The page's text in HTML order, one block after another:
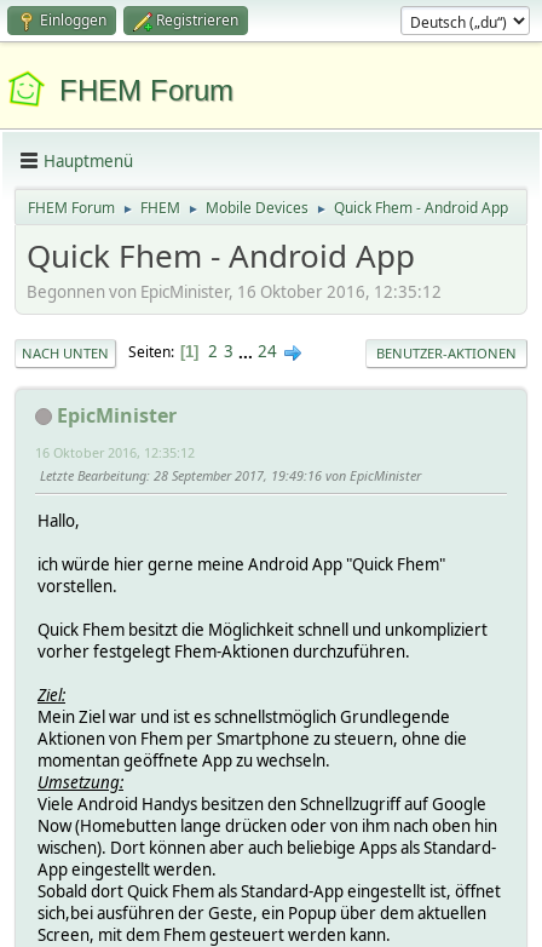
Einloggen Registrieren
FHEM Forum
Hauptmenü
FHEM Forum ► FHEM ► Mobile Devices ► Quick Fhem - Android App
Quick Fhem - Android App
Begonnen von EpicMinister, 16 Oktober 2016, 12:35:12
NACH UNTEN Seiten 1 2 3 ... 24 BENUTZER-AKTIONEN
EpicMinister
16 Oktober 2016, 12:35:12
Letzte Bearbeitung: 28 September 2017, 19:49:16 von EpicMinister
Hallo,
ich würde hier gerne meine Android App "Quick Fhem"
vorstellen.
Quick Fhem besitzt die Möglichkeit schnell und unkompliziert
vorher festgelegt Fhem-Aktionen durchzuführen.
Ziel:
Mein Ziel war und ist es schnellstmöglich Grundlegende
Aktionen von Fhem per Smartphone zu steuern, ohne die
momentan geöffnete App zu wechseln.
Umsetzung:
Viele Android Handys besitzen den Schnellzugriff auf Google
Now (Homebutten lange drücken oder von ihm nach oben hin
wischen). Dort können aber auch beliebige Apps als Standard-
App eingestellt werden.
Sobald dort Quick Fhem als Standard-App eingestellt ist, öffnet
sich,bei ausführen der Geste, ein Popup über dem aktuellen
Screen, mit dem Fhem gesteuert werden kann.